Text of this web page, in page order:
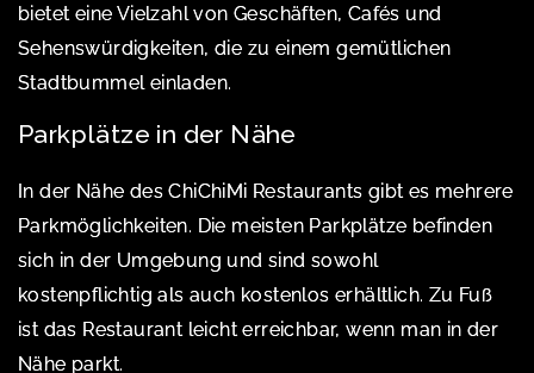
bietet eine Vielzahl von Geschäften, Cafés und
Sehenswürdigkeiten, die zu einem gemütlichen
Stadtbummel einladen.
Parkplätze in der Nähe
In der Nähe des ChiChiMi Restaurants gibt es mehrere
Parkmöglichkeiten. Die meisten Parkplätze befinden
sich in der Umgebung und sind sowohl
kostenpflichtig als auch kostenlos erhältlich. Zu Fuß
ist das Restaurant leicht erreichbar, wenn man in der
Nähe parkt.